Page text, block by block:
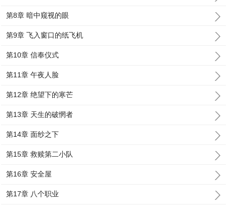
第8章 暗中窥视的眼
第9章 飞入窗口的纸飞机
第10章 信奉仪式
第11章 午夜人脸
第12章 绝望下的寒芒
第13章 天生的破惘者
第14章 面纱之下
第15章 救赎第二小队
第16章 安全屋
第17章 八个职业